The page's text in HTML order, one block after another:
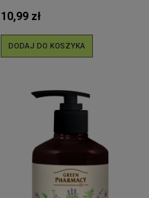
10,99 zł
DODAJ DO KOSZYKA